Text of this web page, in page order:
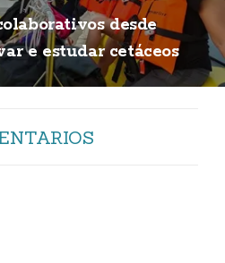
desde
e estudar cetáceos